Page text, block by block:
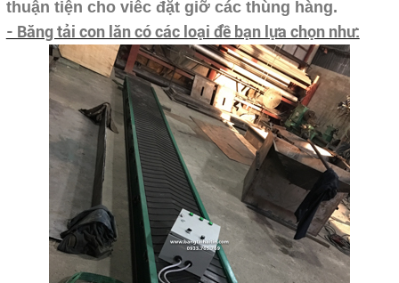
thuận tiện cho viêc đặt giỡ các thùng hàng.
- Băng tải con lăn có các loại đề bạn lựa chọn như: